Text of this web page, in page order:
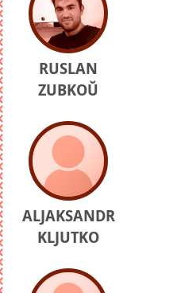
RUSLAN
ZUBKOŬ
ALJAKSANDR
KLJUTKO